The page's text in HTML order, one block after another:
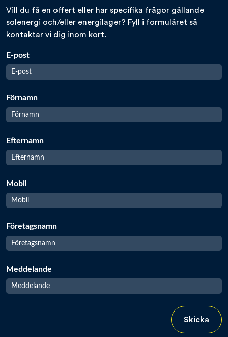
Vill du få en offert eller har specifika frågor gällande
solenergi och/eller energilager? Fyll i formuläret så
kontaktar vi dig inom kort.
E-post
Förnamn
Efternamn
Mobil
Företagsnamn
Meddelande
Skicka